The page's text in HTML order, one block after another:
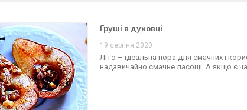
Груші в духовці
19 серпня 2020
Літо – ідеальна пора для смачних і
надзвичайно смачне ласощі. А якщо є